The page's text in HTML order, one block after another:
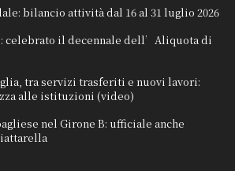
bilancio attività dal 16 al 31 luglio 2026
celebrato il decennale dell’Aliquota di
tra servizi trasferiti e nuovi lavori:
alle istituzioni (video)
nel Girone B: ufficiale anche